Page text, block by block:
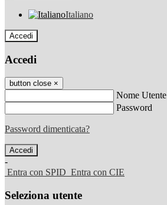
Italiano
Accedi
Accedi
button close ×
Nome Utente
Password
Password dimenticata?
-
Entra con SPID Entra con CIE
Seleziona utente